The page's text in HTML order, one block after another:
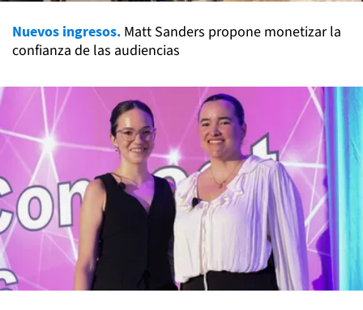
Nuevos ingresos. Matt Sanders propone monetizar la
confianza de las audiencias